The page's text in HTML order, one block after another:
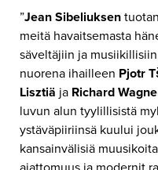
”Jean Sibeliuksen
meitä havaitsemasta
säveltäjiin ja
nuorena ihailleen Pjotr
Lisztiä ja Richard
luvun alun tyylillisistä
ystäväpiiriinsä kuului
kansainvälisiä